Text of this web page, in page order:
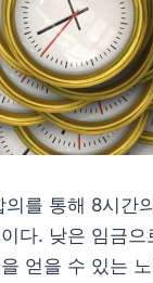
의를 통해 8시간
다. 낮은 임금으
얻을 수 있는